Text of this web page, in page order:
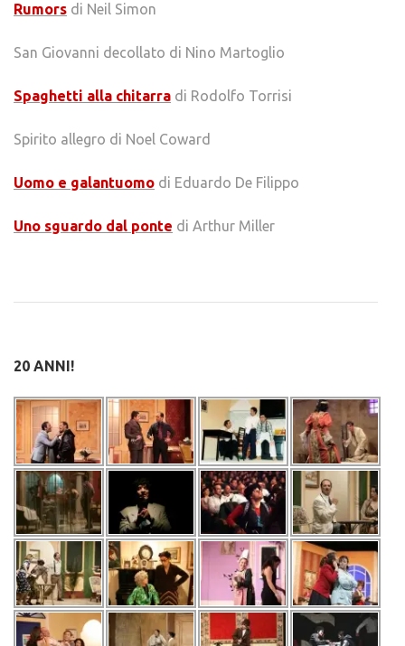
Rumors di Neil Simon
San Giovanni decollato di Nino Martoglio
Spaghetti alla chitarra di Rodolfo Torrisi
Spirito allegro di Noel Coward
Uomo e galantuomo di Eduardo De Filippo
Uno sguardo dal ponte di Arthur Miller
20 ANNI!